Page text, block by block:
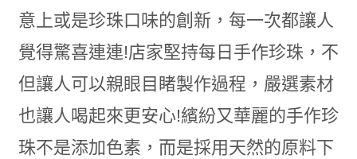
意上或是珍珠口味的創新，每一次都讓人
覺得驚喜連連!店家堅持每日手作珍珠，不
但讓人可以親眼目睹製作過程，嚴選素材
也讓人喝起來更安心!繽紛又華麗的手作珍
珠不是添加色素，而是採用天然的原料下